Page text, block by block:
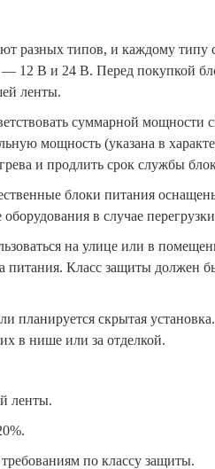
типов, и каждому типу
12 В и 24 В. Перед покупкой
ленты.
суммарной мощности
мощность (указана в
и продлить срок службы
блоки питания
в случае
на улице или в
питания. Класс защиты должен
планируется скрытая
в нише или за отделкой.
ленты.
по классу защиты.